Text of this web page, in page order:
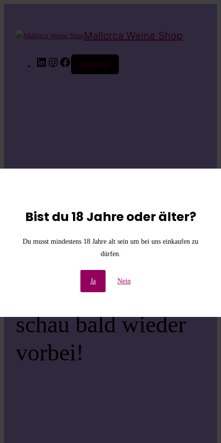
Bist du 18 Jahre oder älter?
Du musst mindestens 18 Jahre alt sein um bei uns einkaufen zu
dürfen.
Ja Nein
Mallorca Weine Shop
LinkedInInstagramFacebook
Anmelden
die
Unannehmlichkeiten!
Wir arbeiten an einer
großartigen Sache –
schau bald wieder
vorbei!